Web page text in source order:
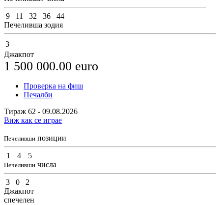
9 11 32 36
44
Печеливша зодия
3
Джакпот
1 500 000.00 euro
Проверка на фиш
Печалби
Тираж 62 - 09.08.2026
Виж как се играе
Печеливши позиции
1 4 5
Печеливши числа
3 0
2
Джакпот
спечелен